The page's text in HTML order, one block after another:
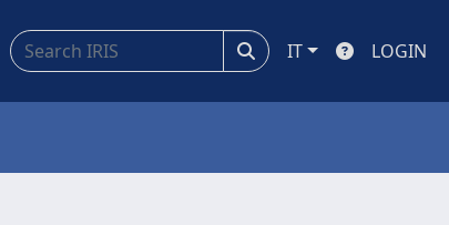
IT LOGIN